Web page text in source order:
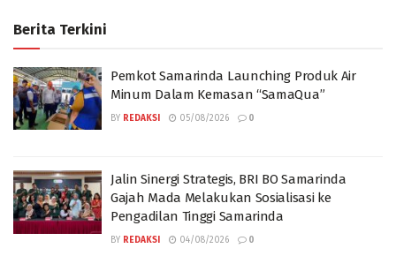
Berita Terkini
Pemkot Samarinda Launching Produk Air
Minum Dalam Kemasan “SamaQua”
BY REDAKSI 05/08/2026 0
Jalin Sinergi Strategis, BRI BO Samarinda
Gajah Mada Melakukan Sosialisasi ke
Pengadilan Tinggi Samarinda
BY REDAKSI 04/08/2026 0